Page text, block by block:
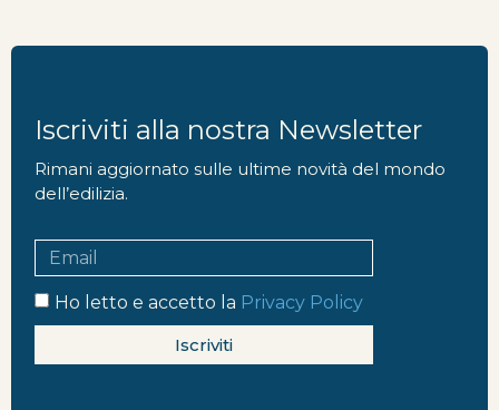
Iscriviti alla nostra Newsletter
Rimani aggiornato sulle ultime novità del mondo
dell’edilizia.
Ho letto e accetto la Privacy Policy
Iscriviti